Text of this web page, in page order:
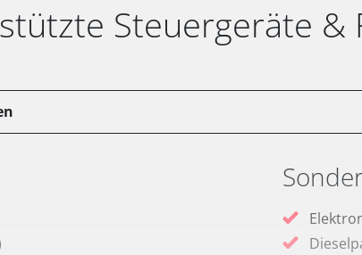
Steuergeräte &